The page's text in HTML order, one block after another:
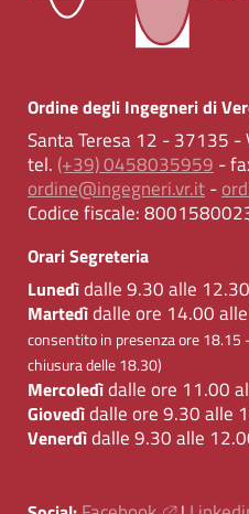
Ordine degli Ingegneri di
Santa Teresa 12 - 37135 -
tel. (+39) 0458035959 -
ordine@ingegneri.vr.it-
Codice fiscale:
Orari Segreteria
Lunedìdalle 9.30 alle 12.30
Martedìdalle ore 14.00
consentito in presenza ore 18.15
chiusura delle 18.30)
Mercoledìdalle ore 11.00
Giovedìdalle ore 9.30 alle
Venerdìdalle 9.30 alle